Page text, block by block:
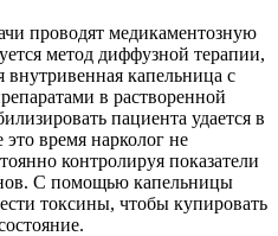
проводят медикаментозную
метод диффузной терапии,
внутривенная капельница с
в растворенной
пациента удается в
время нарколог не
контролируя показатели
С помощью капельницы
токсины, чтобы купировать